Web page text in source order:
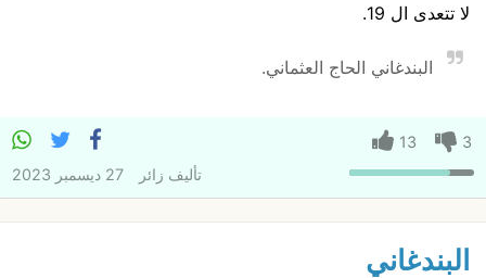
لا تتعدى ال 19.
البندغاني الحاج العثماني.
3
13
تأليف زائر 27 ديسمبر 2023
البندغاني